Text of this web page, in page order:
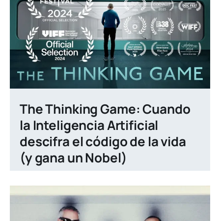
The Thinking Game: Cuando
la Inteligencia Artificial
descifra el código de la vida
(y gana un Nobel)